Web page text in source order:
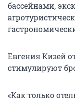
бассейнами,
Евгения Кизей
стимулируют
«Как только